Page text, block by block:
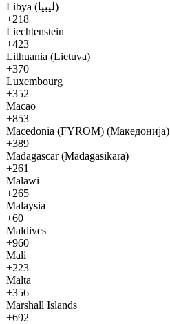
Libya (ليبيا)
+218
Liechtenstein
+423
Lithuania (Lietuva)
+370
Luxembourg
+352
Macao
+853
Macedonia (FYROM) (Македонија)
+389
Madagascar (Madagasikara)
+261
Malawi
+265
Malaysia
+60
Maldives
+960
Mali
+223
Malta
+356
Marshall Islands
+692